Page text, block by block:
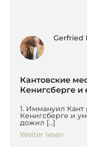
Gerfried
Кантовские
Кенигсберге и
1. Иммануил Кант
Кенигсберге и
дожил […]
Weiter lesen